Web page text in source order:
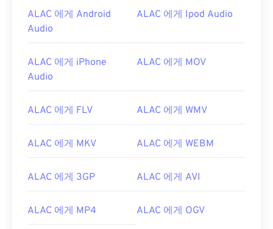
ALAC 에게 Android
Audio
ALAC 에게 Ipod Audio
ALAC 에게 iPhone
Audio
ALAC 에게 MOV
ALAC 에게 FLV ALAC 에게 WMV
ALAC 에게 MKV ALAC 에게 WEBM
ALAC 에게 3GP ALAC 에게 AVI
ALAC 에게 MP4 ALAC 에게 OGV